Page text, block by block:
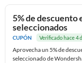
5% de descuento
seleccionados
CUPÓN Verificado hace 4
Aprovecha un 5% de
seleccionado de